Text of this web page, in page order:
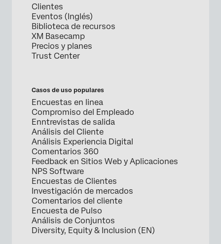
Clientes
Eventos (Inglés)
Biblioteca de recursos
XM Basecamp
Precios y planes
Trust Center
Casos de uso populares
Encuestas en linea
Compromiso del Empleado
Enntrevistas de salida
Análisis del Cliente
Análisis Experiencia Digital
Comentarios 360
Feedback en Sitios Web y Aplicaciones
NPS Software
Encuestas de Clientes
Investigación de mercados
Comentarios del cliente
Encuesta de Pulso
Análisis de Conjuntos
Diversity, Equity & Inclusion (EN)